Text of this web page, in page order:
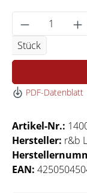
Produkt
Stück
PDF-Datenblatt
Artikel-Nr.:
Hersteller: r&b
EAN: